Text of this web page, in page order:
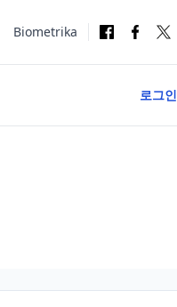
Biometrika
로그인